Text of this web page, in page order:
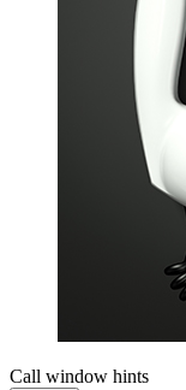
Call window hints